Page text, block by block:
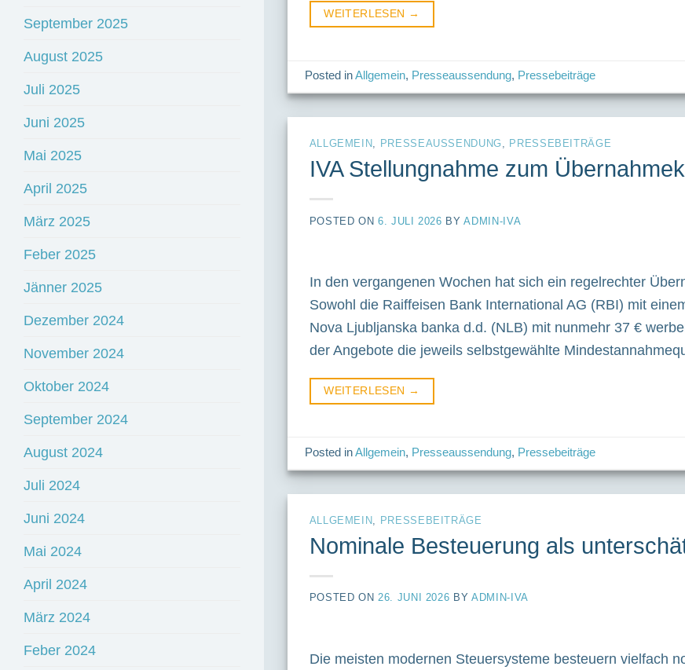
September 2025
August 2025
Juli 2025
Juni 2025
Mai 2025
April 2025
März 2025
Feber 2025
Jänner 2025
Dezember 2024
November 2024
Oktober 2024
September 2024
August 2024
Juli 2024
Juni 2024
Mai 2024
April 2024
März 2024
Feber 2024
WEITERLESEN →
Posted inAllgemein, Presseaussendung, Pressebeiträge
ALLGEMEIN, PRESSEAUSSENDUNG , PRESSEBEITRÄGE
IVA Stellungnahme zum
POSTED ON6. JULI 2026 BYADMIN-IVA
In den vergangenen Wochen hat sich ein regelrechter
Sowohl die Raiffeisen Bank International AG (RBI) mit
Nova Ljubljanska banka d.d. (NLB) mit nunmehr 37 €
der Angebote die jeweils selbstgewählte
WEITERLESEN →
Posted inAllgemein, Presseaussendung, Pressebeiträge
ALLGEMEIN, PRESSEBEITRÄGE
Nominale Besteuerung als
POSTED ON26. JUNI 2026 BYADMIN-IVA
Die meisten modernen Steuersysteme besteuern vielfach